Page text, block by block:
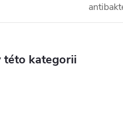
této kategorii